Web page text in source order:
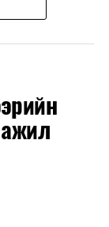
үндэслэлээр
нисэх
2025
ашиг нь 1.9
байна.
холбоотой